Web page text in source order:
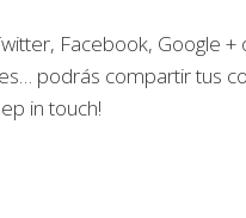
Facebook, Google +
podrás compartir tus
in touch!